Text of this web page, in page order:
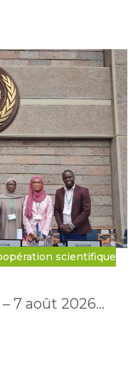
scientifique
7 août 2026…